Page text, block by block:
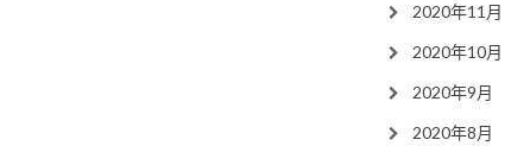
2020年11月
2020年10月
2020年9月
2020年8月